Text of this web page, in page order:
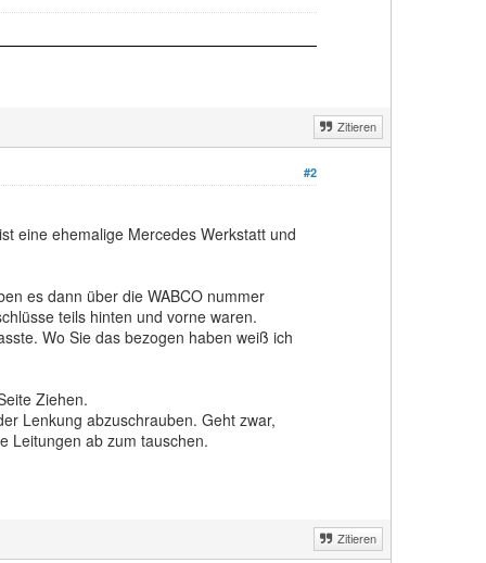
Zitieren
#2
eine ehemalige Mercedes Werkstatt und
es dann über die WABCO nummer
teils hinten und vorne waren.
Wo Sie das bezogen haben weiß ich
Ziehen.
Lenkung abzuschrauben. Geht zwar,
Leitungen ab zum tauschen.
Zitieren